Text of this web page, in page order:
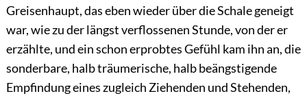
Greisenhaupt, das eben wieder über die Schale geneigt
war, wie zu der längst verflossenen Stunde, von der er
erzählte, und ein schon erprobtes Gefühl kam ihn an, die
sonderbare, halb träumerische, halb beängstigende
Empfindung eines zugleich Ziehenden und Stehenden,